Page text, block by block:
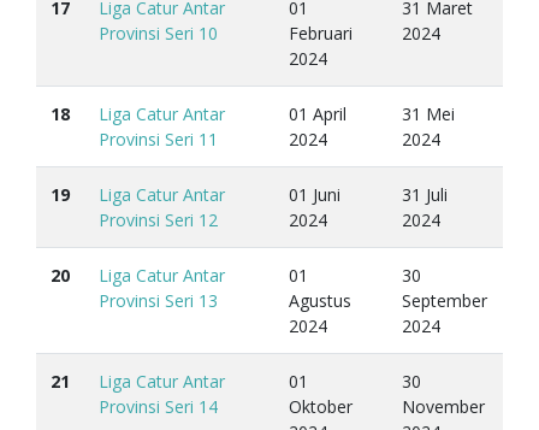
17
Liga Catur Antar
Provinsi Seri 10
01
Februari
2024
31 Maret
2024
18
Liga Catur Antar
Provinsi Seri 11
01 April
2024
31 Mei
2024
19
Liga Catur Antar
Provinsi Seri 12
01 Juni
2024
31 Juli
2024
20
Liga Catur Antar
Provinsi Seri 13
01
Agustus
2024
30
September
2024
21
Liga Catur Antar
Provinsi Seri 14
01
Oktober
30
November